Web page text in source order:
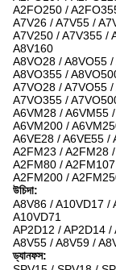
A2FO250 /
A7V26 / A7V55 /
A7V250 / A7V355 /
A8V160
A8VO28 / A8VO55
A8VO355 /
A7VO28 / A7VO55
A7VO355 /
A6VM28 / A6VM55
A6VM200 /
A6VE28 / A6VE55 /
A2FM23 / A2FM28
A2FM80 /
A2FM200 /
উচিদা:
A8V86 / A10VD17 /
A10VD71
AP2D12 / AP2D14 /
A8V55 / A8V59 /
ড্যানফস: